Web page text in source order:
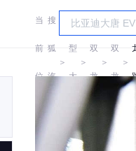
当
前
位
搜
狐
汽
＞
车
型
大
＞
双
龙
＞
双
龙
＞